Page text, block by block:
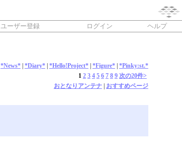
ユーザー登録 ログイン ヘルプ
*News*| *Diary*| *Hello!Project*| *Figure*| *Pinky:st.*
1 2 3 4 5 6 7 8 9 次の20件>
おとなりアンテナ| おすすめページ